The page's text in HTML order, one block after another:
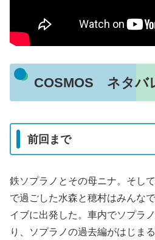
COSMOS ネタバ
前回まで
鉄ソプラノとその母ニナ。そし
で過ごした水森と穂村はみんな
イブに出発した。車内でソプラ
り、ソプラノの過去編がはじまる